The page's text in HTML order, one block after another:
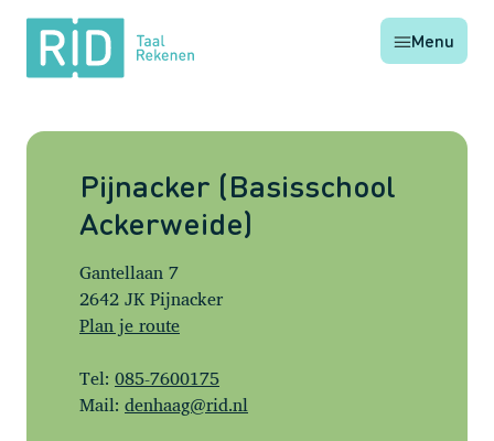
RID
Taal
Rekenen
Menu
Pijnacker (Basisschool
Ackerweide)
Gantellaan 7
2642 JK Pijnacker
Plan je route
Tel: 085-7600175
Mail: denhaag@rid.nl